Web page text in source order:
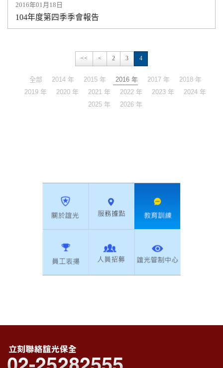
2016年01月18日
104年度第四季季會報告
<< < 2 3 4
全部 2014 年 2015 年 2016 年 2017 年
2018 年
2019 年
2020 年 2021 年 2022 年 2023 年
2024 年
2025 年
2026 年